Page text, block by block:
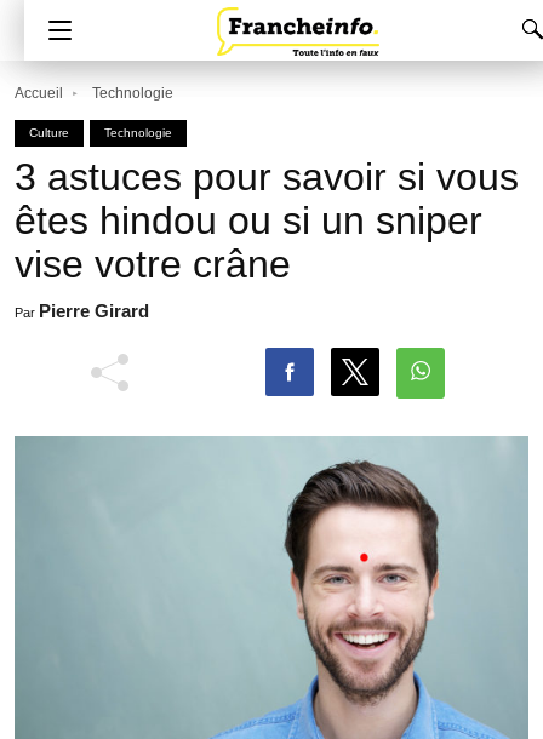
Accueil Technologie
Culture Technologie
3 astuces pour savoir si vous
êtes hindou ou si un sniper
vise votre crâne
Par Pierre Girard